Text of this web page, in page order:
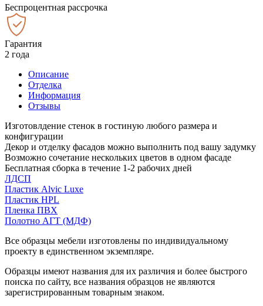
Беспроцентная рассрочка
Гарантия
2 года
Описание
Отделка
Информация
Отзывы
Изготовлдение стенок в гостиную любого размера и
конфигурации
Декор и отделку фасадов можно выполнить под вашу задумку
Возможно сочетание нескольких цветов в одном фасаде
Бесплатная сборка в течение 1-2 рабочих дней
ЛДСП
Пластик Alvic Luxe
Пластик HPL
Пленка ПВХ
Полотно АГТ (МДФ)
Все образцы мебели изготовлены по индивидуальному
проекту в единственном экземпляре.
Образцы имеют названия для их различия и более быстрого
поиска по сайту, все названия образцов не являются
зарегистрированным товарным знаком.